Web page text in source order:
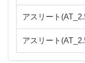
アスリート
アスリート